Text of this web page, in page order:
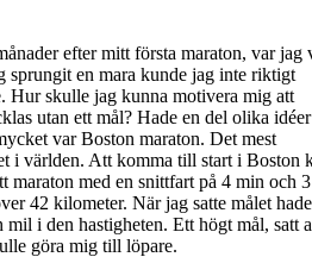
efter mitt första maraton, var jag
sprungit en mara kunde jag inte riktigt
Hur skulle jag kunna motivera mig att
utan ett mål? Hade en del olika
var Boston maraton. Det mest
i världen. Att komma till start i Boston
maraton med en snittfart på 4 min och
42 kilometer. När jag satte målet
mil i den hastigheten. Ett högt mål, satt
göra mig till löpare.